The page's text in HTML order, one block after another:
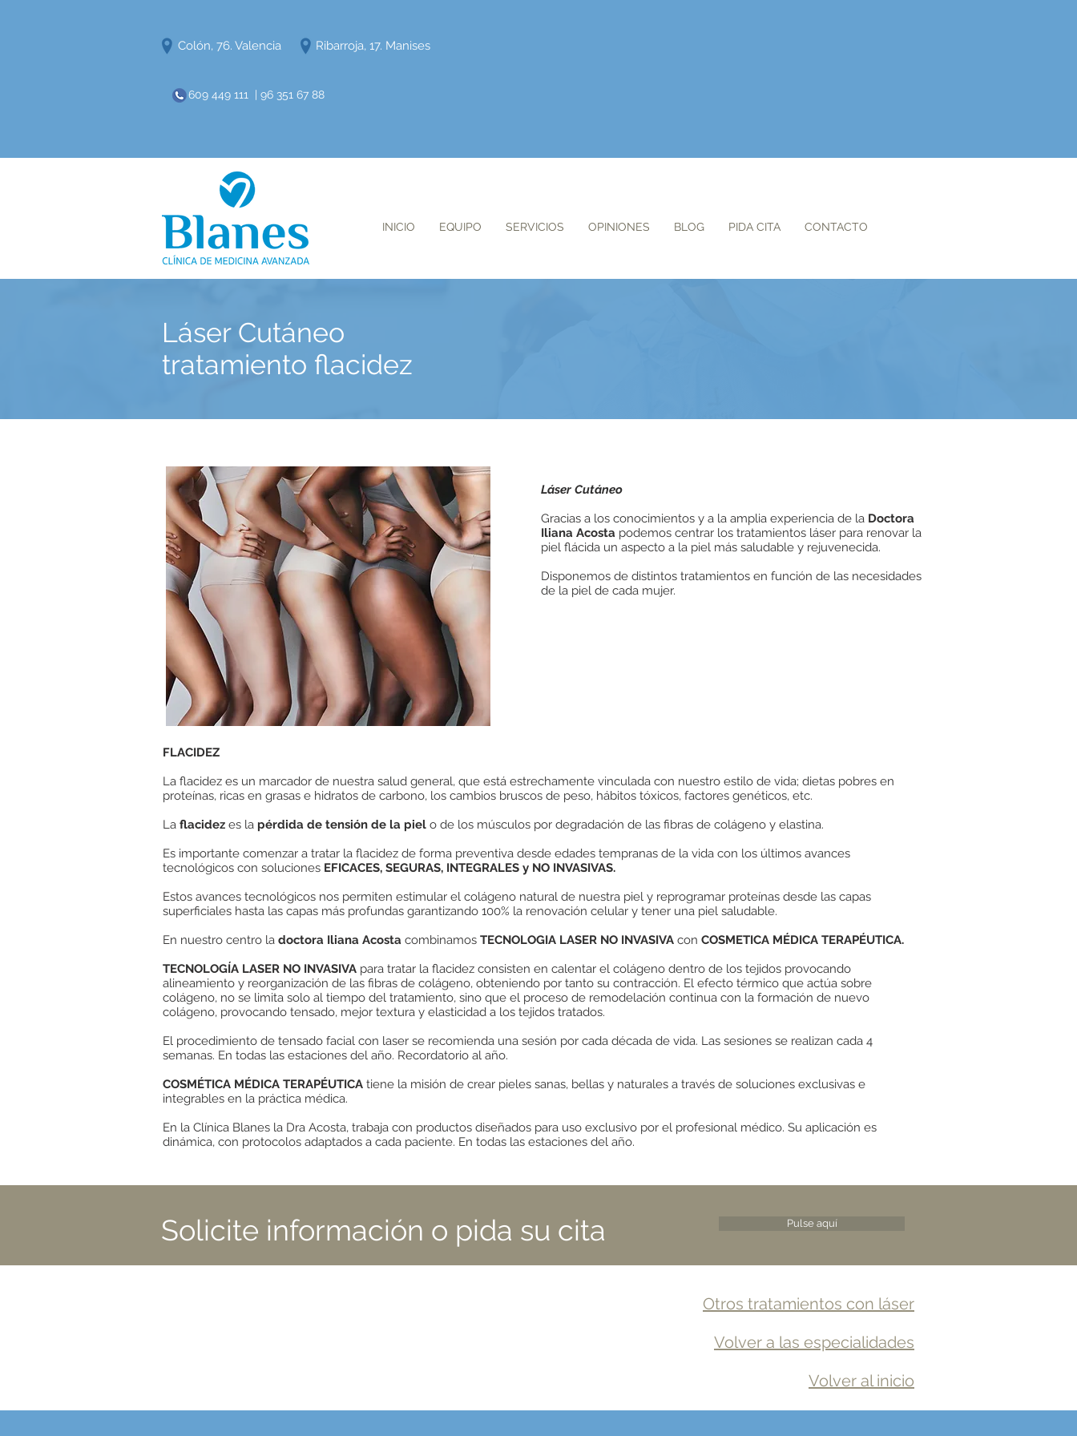
Colón, 76. Valencia Ribarroja, 17. Manises
609 449 111 | 96 351 67 88
INICIO EQUIPO SERVICIOS OPINIONES BLOG PIDA CITA CONTACTO
​Láser Cutáneo
tratamiento flacidez
Láser Cutáneo
Gracias a los conocimientos y a la amplia experiencia de la Doctora
Iliana Acosta podemos centrar los tratamientos láser para renovar la
piel flácida un aspecto a la piel más saludable y rejuvenecida.
Disponemos de distintos tratamientos en función de las necesidades
de la piel de cada mujer.
FLACIDEZ
La flacidez es un marcador de nuestra salud general, que está estrechamente vinculada con nuestro estilo de vida; dietas pobres en
proteínas, ricas en grasas e hidratos de carbono, los cambios bruscos de peso, hábitos tóxicos, factores genéticos, etc.
La flacidez es la pérdida de tensión de la piel o de los músculos por degradación de las fibras de colágeno y elastina.
Es importante comenzar a tratar la flacidez de forma preventiva desde edades tempranas de la vida con los últimos avances
tecnológicos con soluciones EFICACES, SEGURAS, INTEGRALES y NO INVASIVAS.
Estos avances tecnológicos nos permiten estimular el colágeno natural de nuestra piel y reprogramar proteínas desde las capas
superficiales hasta las capas más profundas garantizando 100% la renovación celular y tener una piel saludable.
En nuestro centro la doctora Iliana Acosta combinamos TECNOLOGIA LASER NO INVASIVA con COSMETICA MÉDICA TERAPÉUTICA.
TECNOLOGÍA LASER NO INVASIVA para tratar la flacidez consisten en calentar el colágeno dentro de los tejidos provocando
alineamiento y reorganización de las fibras de colágeno, obteniendo por tanto su contracción. El efecto térmico que actúa sobre
colágeno, no se limita solo al tiempo del tratamiento, sino que el proceso de remodelación continua con la formación de nuevo
colágeno, provocando tensado, mejor textura y elasticidad a los tejidos tratados.
El procedimiento de tensado facial con laser se recomienda una sesión por cada década de vida. Las sesiones se realizan cada 4
semanas. En todas las estaciones del año. Recordatorio al año.
COSMÉTICA MÉDICA TERAPÉUTICA tiene la misión de crear pieles sanas, bellas y naturales a través de soluciones exclusivas e
integrables en la práctica médica.
En la Clínica Blanes la Dra Acosta, trabaja con productos diseñados para uso exclusivo por el profesional médico. Su aplicación es
dinámica, con protocolos adaptados a cada paciente. En todas las estaciones del año.
Otros tratamientos con láser
Volver a las especialidades
Volver al inicio
Solicite información o pida su cita Pulse aquí